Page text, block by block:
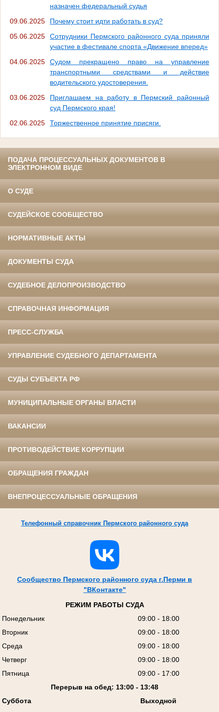
назначен федеральный судья
09.06.2025
Почему стоит идти работать в суд?
05.06.2025
Сотрудники Пермского районного суда приняли
участие в фестивале спорта «Движение вперед»
04.06.2025
Судом прекращено право на управление
транспортными средствами и действие
водительского удостоверения.
03.06.2025
Приглашаем на работу в Пермский районный
суд Пермского края!
02.06.2025
Торжественное принятие присяги.
ПОДАЧА ПРОЦЕССУАЛЬНЫХ ДОКУМЕНТОВ В
ЭЛЕКТРОННОМ ВИДЕ
О СУДЕ
СУДЕЙСКОЕ СООБЩЕСТВО
НОРМАТИВНЫЕ АКТЫ
ДОКУМЕНТЫ СУДА
СУДЕБНОЕ ДЕЛОПРОИЗВОДСТВО
СПРАВОЧНАЯ ИНФОРМАЦИЯ
ПРЕСС-СЛУЖБА
УПРАВЛЕНИЕ СУДЕБНОГО ДЕПАРТАМЕНТА
СУДЫ СУБЪЕКТА РФ
МУНИЦИПАЛЬНЫЕ ОРГАНЫ ВЛАСТИ
ВАКАНСИИ
ПРОТИВОДЕЙСТВИЕ КОРРУПЦИИ
ОБРАЩЕНИЯ ГРАЖДАН
ВНЕПРОЦЕССУАЛЬНЫЕ ОБРАЩЕНИЯ
Телефонный справочник Пермского районного суда
Сообщество Пермского районного суда г.Перми в
"ВКонтакте"
РЕЖИМ РАБОТЫ СУДА
Понедельник
09:00 - 18:00
Вторник
09:00 - 18:00
Среда
09:00 - 18:00
Четверг
09:00 - 18:00
Пятница
09:00 - 17:00
Перерыв на обед: 13:00 - 13:48
Суббота
Выходной